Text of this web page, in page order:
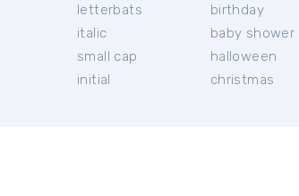
letterbats
italic
small cap
initial
birthday
baby shower
halloween
christmas